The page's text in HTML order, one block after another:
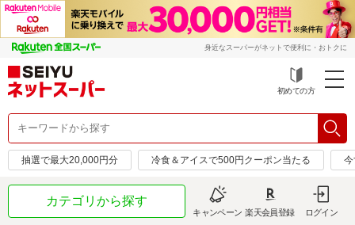
身近なスーパーがネットで便利に・おトクに
初めての方
抽選で最大20,000円分 冷食＆アイスで500円クーポン当たる
カテゴリから探す
キャンペーン 楽天会員登録 ログイン